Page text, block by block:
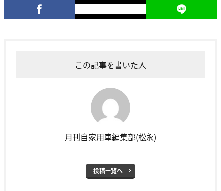
この記事を書いた人
月刊自家用車編集部(松永)
投稿一覧へ